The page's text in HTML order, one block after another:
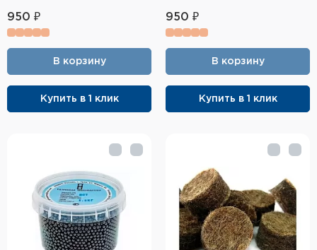
Фальшпатроны
Холодная пристрелка оружия
Сигнальные средства
Дартс
950 ₽
В корзину
Купить в 1 клик
950 ₽
В корзину
Купить в 1 клик